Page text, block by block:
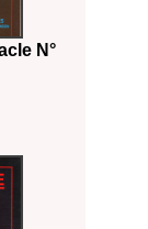
à
N°